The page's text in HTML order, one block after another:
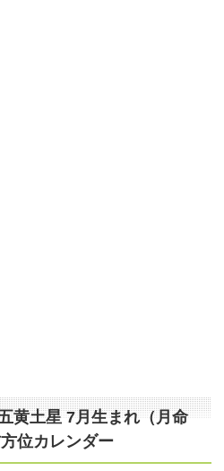
黄土星 7月生まれ（月命
位カレンダー